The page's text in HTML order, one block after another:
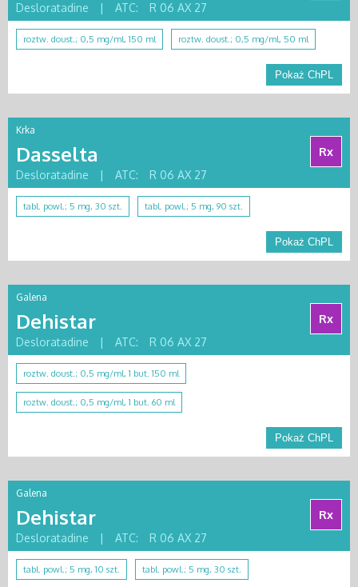
Desloratadine
| ATC: R 06 AX 27
roztw. doust.; 0,5 mg/ml, 150 ml roztw. doust.; 0,5 mg/ml, 50 ml
Pokaż ChPL
Krka
Dasselta
Rx
Desloratadine
| ATC: R 06 AX 27
tabl. powl.; 5 mg, 30 szt. tabl. powl.; 5 mg, 90 szt.
Pokaż ChPL
Galena
Dehistar
Rx
Desloratadine
| ATC: R 06 AX 27
roztw. doust.; 0,5 mg/ml, 1 but. 150 ml
roztw. doust.; 0,5 mg/ml, 1 but. 60 ml
Pokaż ChPL
Galena
Dehistar
Rx
Desloratadine
| ATC: R 06 AX 27
tabl. powl.; 5 mg, 10 szt. tabl. powl.; 5 mg, 30 szt.